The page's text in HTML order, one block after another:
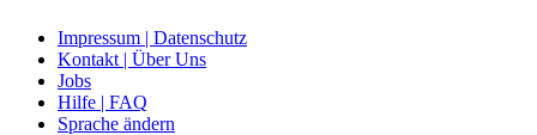
Impressum | Datenschutz
Kontakt | Über Uns
Jobs
Hilfe | FAQ
Sprache ändern